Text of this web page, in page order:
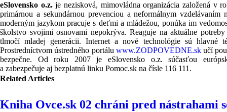
eSlovensko o.z.je nezisková, mimovládna organizácia založená v
primárnou a sekundárnou prevenciou a neformálnym vzdelávaním
moderným jazykom pracuje s deťmi a mládežou, ponúka im
školstvo svojimi osnovami nepokrýva. Reaguje na aktuálne
tlmočí mladej generácii. Internet a nové technológie sú hlavné
Prostredníctvom ústredného portálu www.ZODPOVEDNE.skučí
bezpečne. Od roku 2007 je eSlovensko o.z. súčasťou
a zabezpečuje aj bezplatnú linku Pomoc.sk na čísle 116 111.
Related Articles
Kniha Ovce.sk 02 chráni pred nástrahami